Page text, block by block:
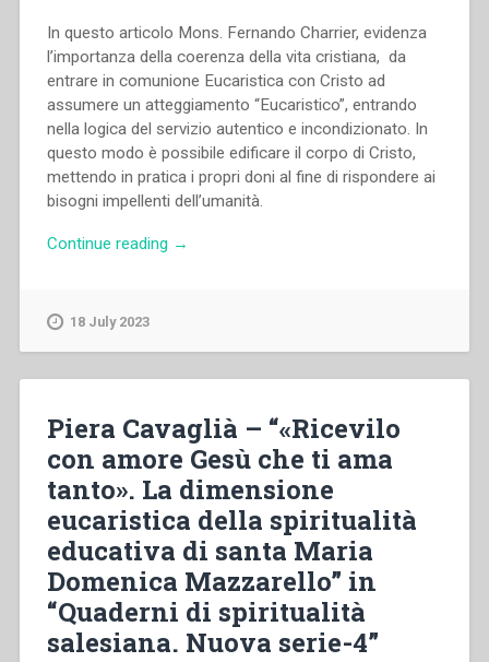
In questo articolo Mons. Fernando Charrier, evidenza
l’importanza della coerenza della vita cristiana, da
entrare in comunione Eucaristica con Cristo ad
assumere un atteggiamento “Eucaristico”, entrando
nella logica del servizio autentico e incondizionato. In
questo modo è possibile edificare il corpo di Cristo,
mettendo in pratica i propri doni al fine di rispondere ai
bisogni impellenti dell’umanità.
Continue reading “Mons.
e
l’edificazione
della
città”
in
“Quaderni
di
spiritualità
salesiana.
Nuova
→
18 July 2023
Piera Cavaglià – “«Ricevilo
con amore Gesù che ti ama
tanto». La dimensione
eucaristica della spiritualità
educativa di santa Maria
Domenica Mazzarello” in
“Quaderni di spiritualità
salesiana. Nuova serie-4”